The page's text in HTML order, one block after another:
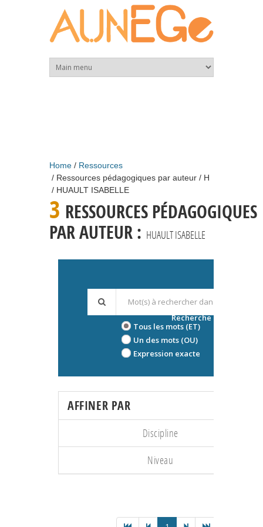
Home
Ressources
Ressources pédagogiques par auteur
H
HUAULT ISABELLE
3 RESSOURCES PÉDAGOGIQUES
PAR AUTEUR : HUAULT ISABELLE
Tous les mots (ET)
Un des mots (OU)
Expression exacte
Recherche avancée
AFFINER PAR
Discipline
Niveau